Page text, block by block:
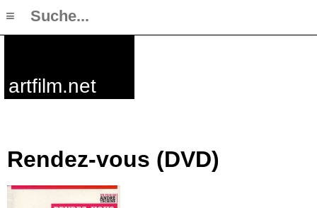
artfilm.net
Rendez-vous (DVD)
≡